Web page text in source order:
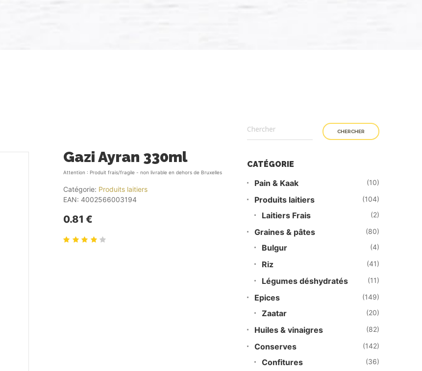
Gazi Ayran 330ml
Attention : Produit frais/fragile - non livrable en dehors de Bruxelles
Catégorie: Produits laitiers
EAN: 4002566003194
0.81 €
CHERCHER
CATÉGORIE
Pain & Kaak (10)
Produits laitiers (104)
Laitiers Frais (2)
Graines & pâtes (80)
Bulgur (4)
Riz (41)
Légumes déshydratés (11)
Epices (149)
Zaatar (20)
Huiles & vinaigres (82)
Conserves (142)
Confitures (36)